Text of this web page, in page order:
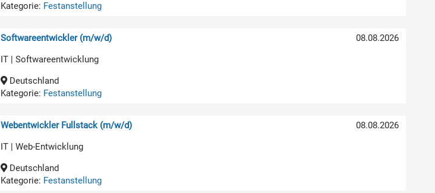
Kategorie: Festanstellung
08.08.2026
Softwareentwickler (m/w/d)
IT | Softwareentwicklung
Deutschland
Kategorie: Festanstellung
08.08.2026
Webentwickler Fullstack (m/w/d)
IT | Web-Entwicklung
Deutschland
Kategorie: Festanstellung